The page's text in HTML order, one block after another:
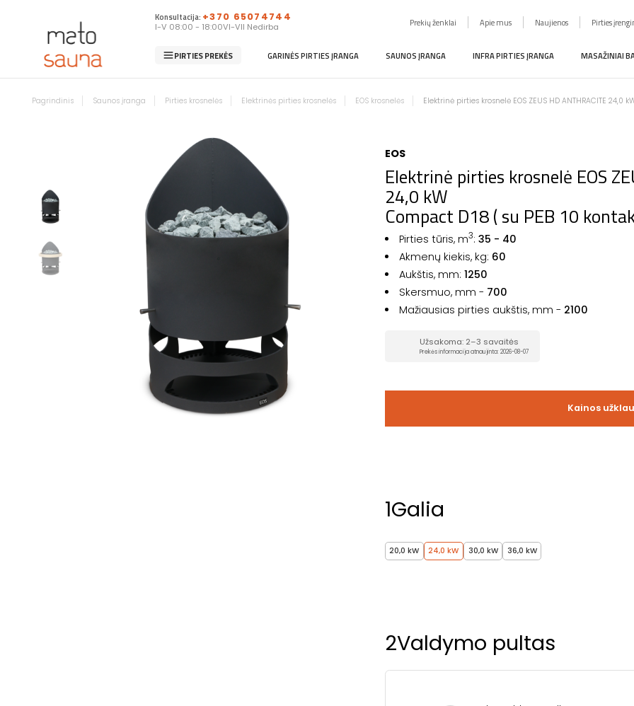
Konsultacija: +370 65074744
I-V 08:00 - 18:00VI-VII Nedirba Prekių ženklai Apie mus Naujienos Pirties
PIRTIES PREKĖS GARINĖS PIRTIES ĮRANGA SAUNOS ĮRANGA INFRA PIRTIES ĮRANGA MASAŽINIAI
Pagrindinis Saunos įranga Pirties krosnelės Elektrinės pirties krosnelės EOS krosnelės Elektrinė pirties krosnelė EOS ZEUS HD ANTHRACITE 24,0
EOS
Elektrinė pirties krosnelė EOS
24,0 kW
Compact D18 ( su PEB 10
Pirties tūris, m3: 35 - 40
Akmenų kiekis, kg: 60
Aukštis, mm: 1250
Skersmuo, mm - 700
Mažiausias pirties aukštis, mm - 2100
Užsakoma: 2–3 savaitės
Prekės informacija atnaujinta: 2026-08-07
Kainos
1Galia
20,0 kW 24,0 kW 30,0 kW 36,0 kW
2Valdymo pultas